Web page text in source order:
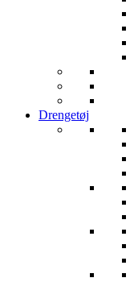
Drengetøj